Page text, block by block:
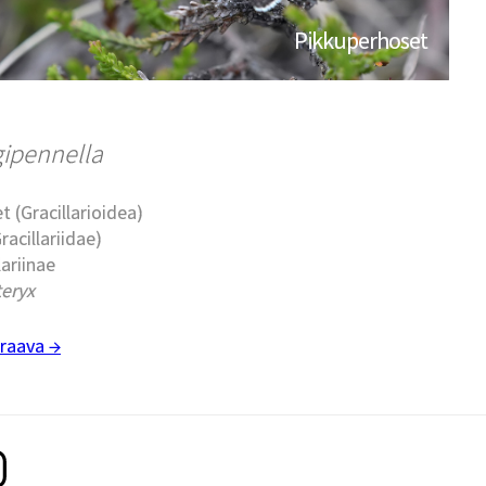
Pikkuperhoset
(Gracillarioidea)
→